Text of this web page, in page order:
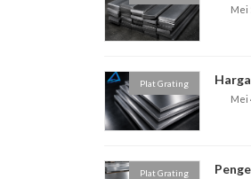
Mei
Plat Grating
Mei
Plat Grating